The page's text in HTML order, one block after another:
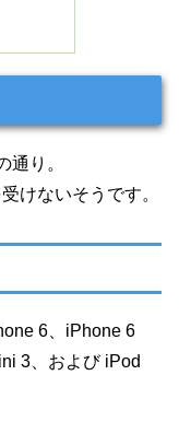
通り。
けないそうです。
6、iPhone 6
3、および iPod